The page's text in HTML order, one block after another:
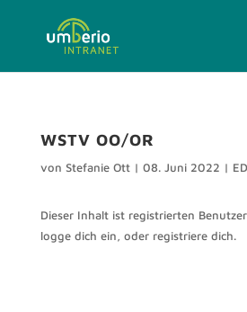
WSTV OO/OR
von Stefanie Ott| 08. Juni 2022 |
Dieser Inhalt ist registrierten
logge dich ein, oder registriere dich.